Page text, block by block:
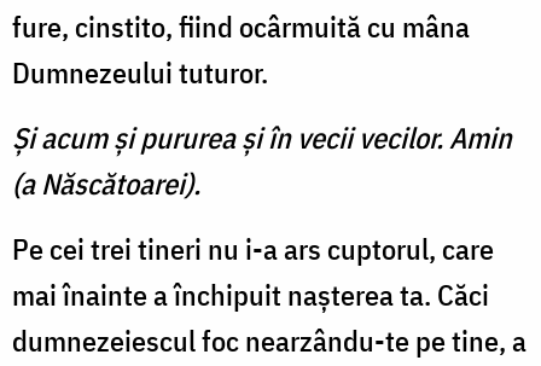
fure, cinstito, fiind ocârmuită cu mâna
Dumnezeului tuturor.
Şi acum şi pururea şi în vecii vecilor. Amin
(a Născătoarei).
Pe cei trei tineri nu i-a ars cuptorul, care
mai înainte a închipuit naşterea ta. Căci
dumnezeiescul foc nearzându-te pe tine, a